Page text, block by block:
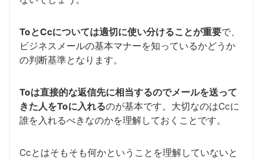
ToとCcについては適切に使い分けることが重要で、
ビジネスメールの基本マナーを知っているかどうか
の判断基準となります。
Toは直接的な返信先に相当するのでメールを送って
きた人をToに入れるのが基本です。大切なのはCcに
誰を入れるべきなのかを理解しておくことです。
Ccとはそもそも何かということを理解していないと